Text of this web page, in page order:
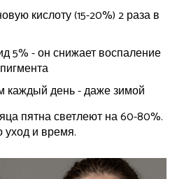
кислоту (15-20%) 2 раза в
5% - он снижает воспаление
день - даже зимой
пятна светлеют на 60-80%.
уход и время.